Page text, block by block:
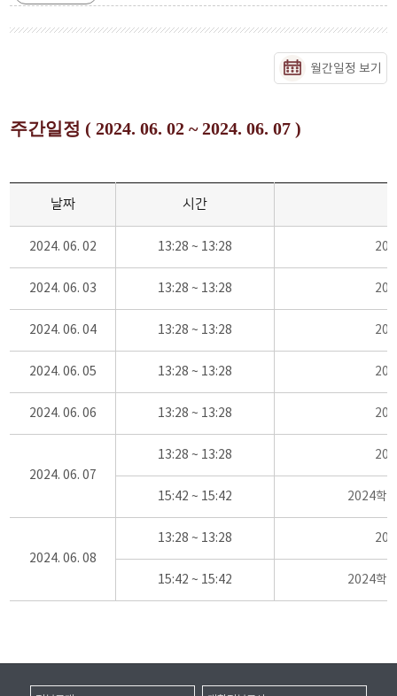
월간일정 보기
주간일정 ( 2024. 06. 02 ~ 2024. 06. 07 )
날짜 시간
2024. 06. 02 13:28 ~ 13:28
2024. 06. 03 13:28 ~ 13:28
2024. 06. 04 13:28 ~ 13:28
2024. 06. 05 13:28 ~ 13:28
2024. 06. 06 13:28 ~ 13:28
2024. 06. 07
13:28 ~ 13:28
15:42 ~ 15:42 2024학
2024. 06. 08
13:28 ~ 13:28
15:42 ~ 15:42 2024학